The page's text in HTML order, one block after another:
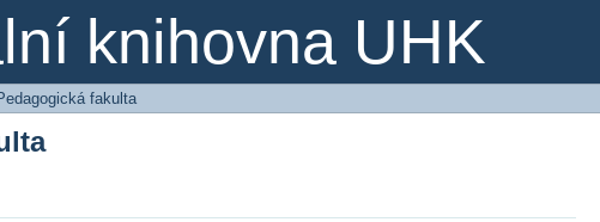
knihovna UHK
fakulta